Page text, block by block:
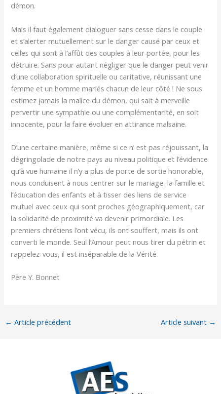
démon.
Mais il faut également dialoguer sans cesse dans le couple
et s’alerter mutuellement sur le danger causé par ceux et
celles qui sont à l’affût des couples à leur portée, pour les
détruire. Sans pour autant négliger que le danger peut venir
d’une collaboration spirituelle ou caritative, réunissant une
femme et un homme mariés chacun de leur côté ! Ne sous
estimez jamais la malice du démon, qui sait à merveille
pervertir une sympathie ou une complémentarité, en soit
innocente, pour la faire évoluer en attirance malsaine.
D’une certaine manière, même si ce n’ est pas réjouissant, la
dégringolade de notre pays au niveau politique et l’évidence
qu’à vue humaine il n’y a plus de porte de sortie honorable,
nous conduisent à nous centrer sur le mariage, la famille et
l’éducation des enfants et à tisser des liens de service
mutuel avec ceux qui sont proches géographiquement, car
la solidarité de proximité va devenir primordiale. Les
premiers chrétiens l’ont vécu, ils ont souffert, mais ils ont
converti le monde. Seul l’Amour peut nous tirer du pétrin et
rappelez-vous, il est inséparable de la Vérité.
Père Y. Bonnet
← Article précédent Article suivant →